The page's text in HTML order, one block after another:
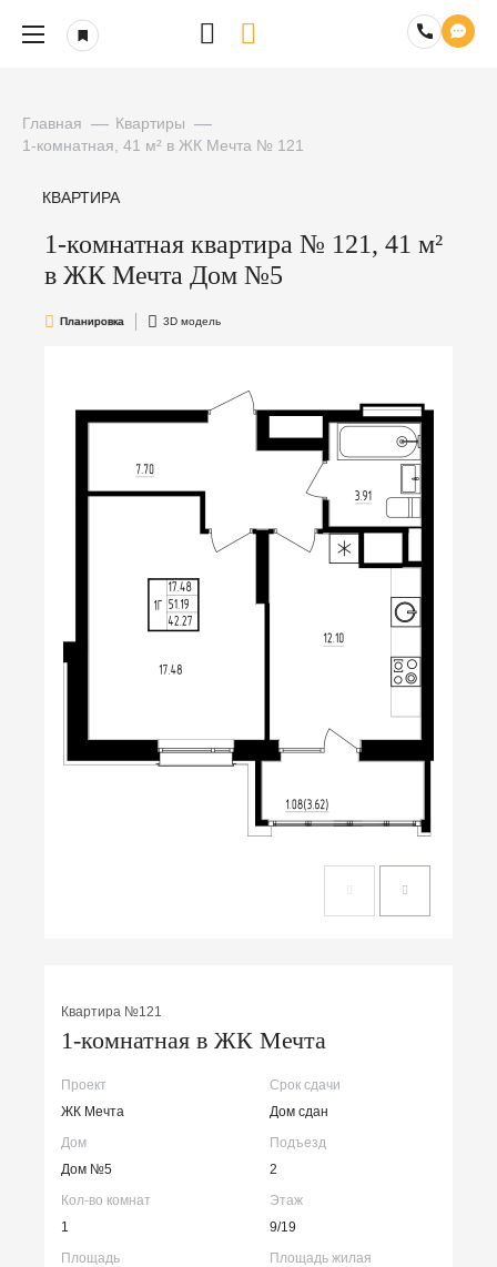
Главная
Квартиры
1-комнатная, 41 м² в ЖК Мечта № 121
КВАРТИРА
1-комнатная квартира № 121, 41 м²
в ЖК Мечта Дом №5
Планировка 3D модель
Квартира №121
1-комнатная в ЖК Мечта
Проект
ЖК Мечта
Срок сдачи
Дом сдан
Дом
Дом №5
Подъезд
2
Кол-во комнат
1
Этаж
9/19
Площадь
Площадь жилая